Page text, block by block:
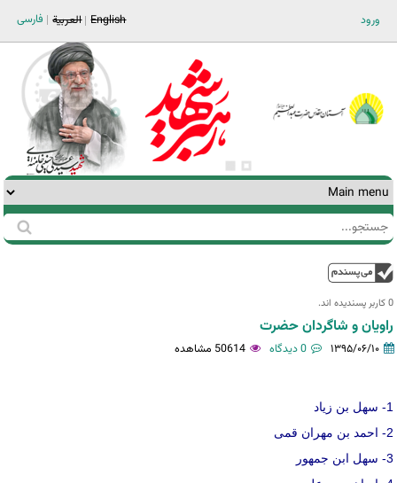
ورود فارسی العربية English
فرم
جستجو
جستجو
0 کاربر پسندیده اند.‎
راویان و شاگردان حضرت
۱۳۹۵/۰۶/۱۰ 0 دیدگاه 50614 مشاهده
1- سهل بن زیاد
2- احمد بن مهران قمی
3- سهل ابن جمهور